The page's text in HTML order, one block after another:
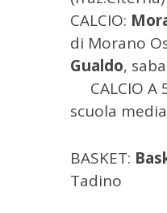
CALCIO:
di
Gualdo,
CALCIO A
scuola
BASKET:
Tadino